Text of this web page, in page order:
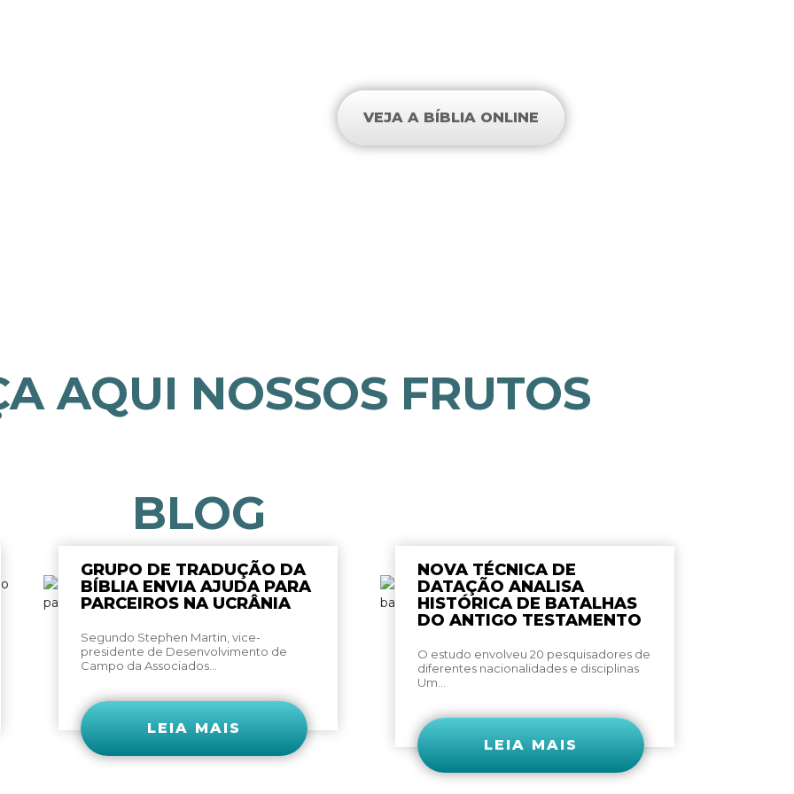
VEJA A BÍBLIA ONLINE
AQUI NOSSOS FRUTOS
BLOG
GRUPO DE TRADUÇÃO DA
BÍBLIA ENVIA AJUDA PARA
PARCEIROS NA UCRÂNIA
Segundo Stephen Martin, vice-
presidente de Desenvolvimento de
Campo da Associados...
LEIA MAIS
NOVA TÉCNICA DE
DATAÇÃO ANALISA
HISTÓRICA DE BATALHAS
DO ANTIGO TESTAMENTO
O estudo envolveu 20 pesquisadores de
diferentes nacionalidades e disciplinas
Um...
LEIA MAIS